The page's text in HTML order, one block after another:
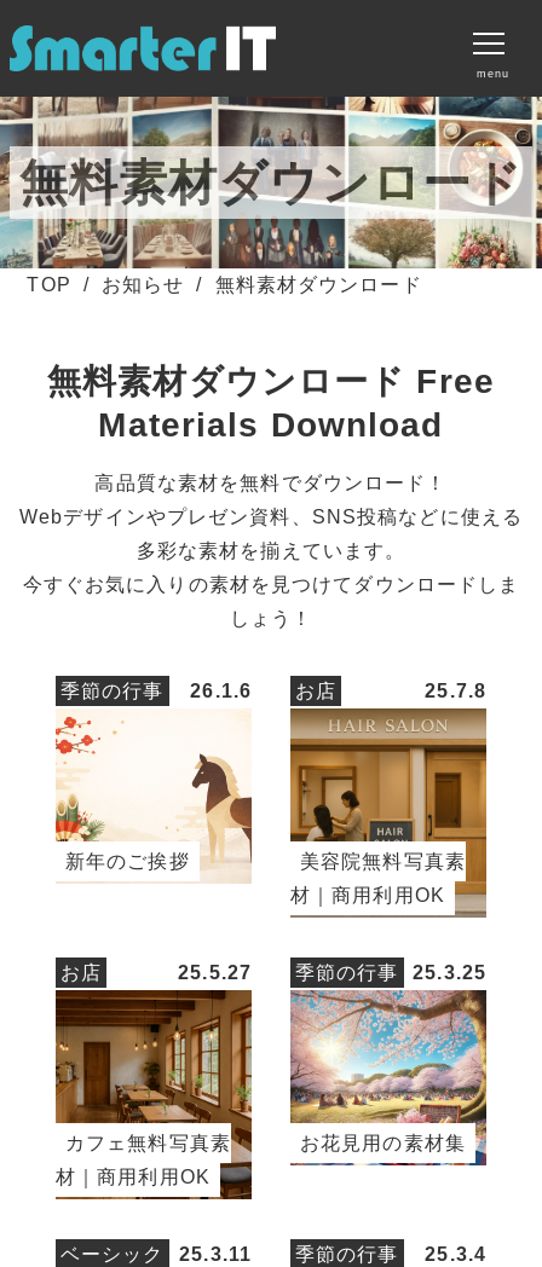
menu
サービス
料金プラン
制作実績
無料素材ダウンロード
会社案内
無料素材ダウンロード
TOP お知らせ 無料素材ダウンロード
無料素材ダウンロード Free
Materials Download
高品質な素材を無料でダウンロード！
Webデザインやプレゼン資料、SNS投稿などに使える
多彩な素材を揃えています。
今すぐお気に入りの素材を見つけてダウンロードしま
しょう！
季節の行事 26.1.6
新年のご挨拶
お店 25.7.8
美容院無料写真素
材｜商用利用OK
お店 25.5.27
カフェ無料写真素
材｜商用利用OK
季節の行事 25.3.25
お花見用の素材集
ベーシック 25.3.11 季節の行事 25.3.4